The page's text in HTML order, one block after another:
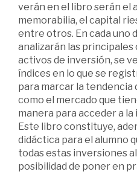
verán en el libro serán el
memorabilia, el capital
entre otros. En cada uno
analizarán las
activos de inversión, se
índices en lo que se
para marcar la tendencia
como el mercado que
manera para acceder a
Este libro constituye,
didáctica para el alumno
todas estas inversiones
posibilidad de poner en